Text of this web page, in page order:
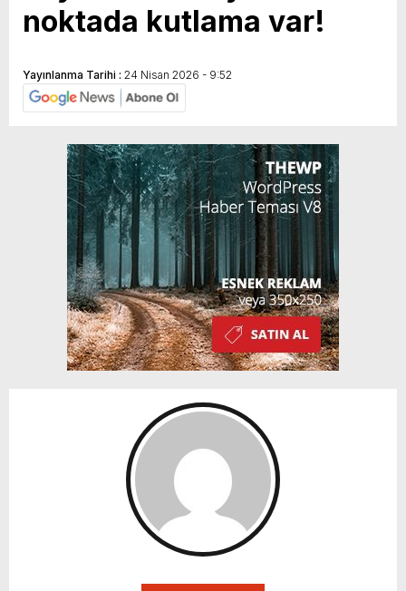
noktada kutlama var!
Yayınlanma Tarihi : 24 Nisan 2026 - 9:52